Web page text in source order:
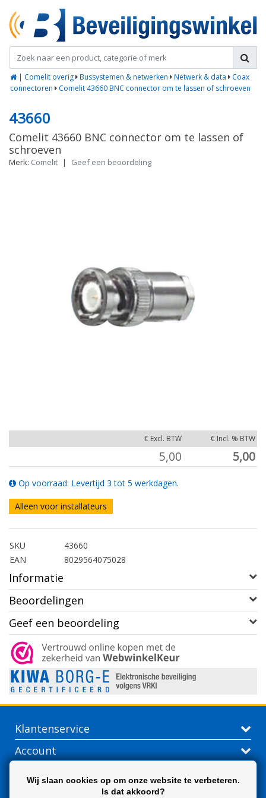
| Comelit overig Bussystemen & netwerken Netwerk & data
Coax
connectoren
Comelit 43660 BNC connector om te lassen of schroeven
43660
Comelit 43660 BNC connector om te lassen of
schroeven
Merk: Comelit | Geef een beoordeling
€ Excl. BTW € Incl. % BTW
5,00 5,00
Op voorraad: Levertijd 3 tot 5 werkdagen.
Alleen voor installateurs
SKU
43660
EAN
8029564075028
Informatie
Beoordelingen
Geef een beoordeling
Klantenservice
Account
Wij slaan cookies op om onze website te verbeteren.
Is dat akkoord?